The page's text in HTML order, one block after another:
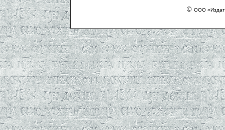
© ООО